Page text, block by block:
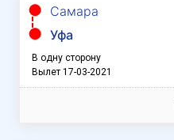
Самара
Уфа
В одну сторону
Вылет 17-03-2021